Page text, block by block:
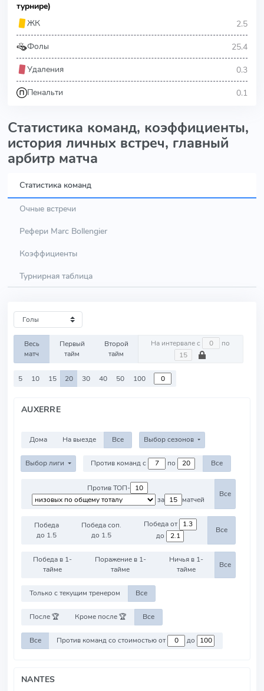
турнире)
ЖК
2.5
Фолы 25.4
Удаления 0.3
Пенальти 0.1
Статистика команд, коэффициенты,
история личных встреч, главный
арбитр матча
Статистика команд
Очные встречи
Рефери Marc Bollengier
Коэффициенты
Турнирная таблица
Весь
матч
Первый
тайм
Второй
тайм
На интервале с по
5 10 15 20 30 40 50 100
AUXERRE
Дома На выезде Все Выбор сезонов
Выбор лиги Против команд с по Все
Против ТОП-
за
матчей
Все
Победа
до 1.5
Победа соп.
до 1.5
Победа от
до
Все
Победа в 1-
тайме
Поражение в 1-
тайме
Ничья в 1-
тайме
Все
Только с текущим тренером Все
После 🏆 Кроме после 🏆 Все
Все Против команд со стоимостью от до
NANTES